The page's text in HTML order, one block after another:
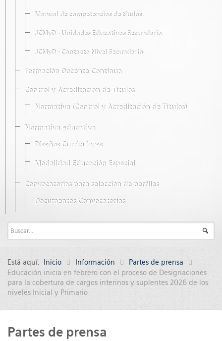
Manual de competencias de títulos
JCMyD · Unidades Educativas Secundaria
JCMyD · Contacto Nivel Secundario
Formación Docente Continua
Control y Acreditación de Títulos
Normativa (Control y Acreditación de Títulos)
Normativa educativa
Diseños Curriculares
Modalidad Educación Especial
Convocatorias para selección de perfiles
Documentos Convocatorias
Está aquí: Inicio Información
Partes de prensa
Educación inicia en febrero con el proceso de Designaciones
para la cobertura de cargos interinos y suplentes 2026 de los
niveles Inicial y Primario
Partes de prensa